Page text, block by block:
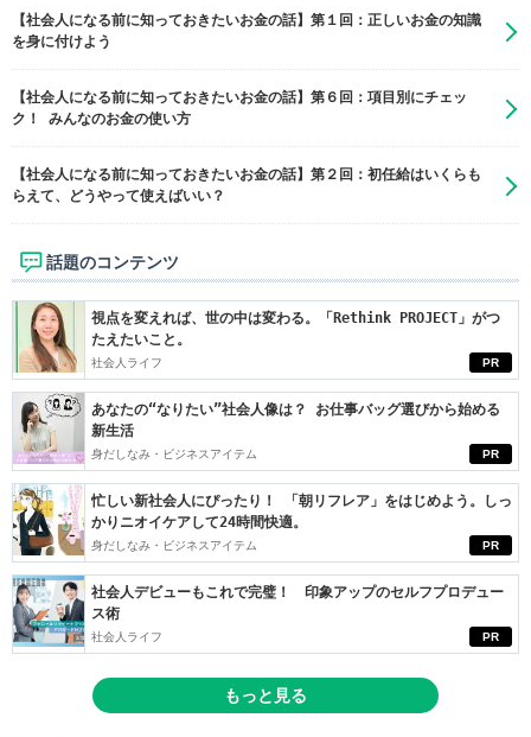
【社会人になる前に知っておきたいお金の話】第１回：正しいお金の知識
を身に付けよう
【社会人になる前に知っておきたいお金の話】第６回：項目別にチェッ
ク！ みんなのお金の使い方
【社会人になる前に知っておきたいお金の話】第２回：初任給はいくらも
らえて、どうやって使えばいい？
話題のコンテンツ
PR
視点を変えれば、世の中は変わる。「Rethink PROJECT」がつ
たえたいこと。
社会人ライフ
PR
あなたの“なりたい”社会人像は？ お仕事バッグ選びから始める
新生活
身だしなみ・ビジネスアイテム
PR
忙しい新社会人にぴったり！ 「朝リフレア」をはじめよう。しっ
かりニオイケアして24時間快適。
身だしなみ・ビジネスアイテム
PR
社会人デビューもこれで完璧！ 印象アップのセルフプロデュー
ス術
社会人ライフ
もっと見る